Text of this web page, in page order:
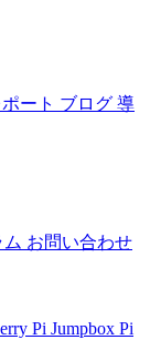
ート ブログ 導
ム お問い合わせ
Pi Jumpbox Pi